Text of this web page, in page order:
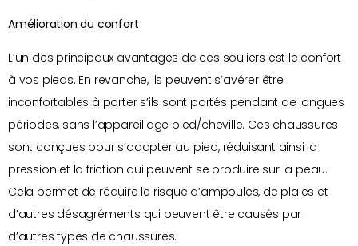
Amélioration du confort
L’un des principaux avantages de ces souliers est le confort
à vos pieds. En revanche, ils peuvent s’avérer être
inconfortables à porter s’ils sont portés pendant de longues
périodes, sans l’appareillage pied/cheville. Ces chaussures
sont conçues pour s’adapter au pied, réduisant ainsi la
pression et la friction qui peuvent se produire sur la peau.
Cela permet de réduire le risque d’ampoules, de plaies et
d’autres désagréments qui peuvent être causés par
d’autres types de chaussures.